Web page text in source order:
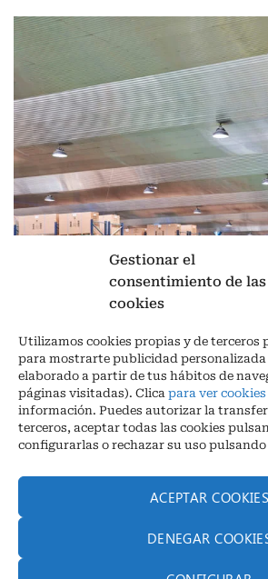
Gestionar el
consentimiento de las
cookies
Utilizamos cookies propias y de terceros
para mostrarte publicidad personalizada
elaborado a partir de tus hábitos de
páginas visitadas). Clica para ver cookies
información. Puedes autorizar la
terceros, aceptar todas las cookies
configurarlas o rechazar su uso
ACEPTAR COOKIES
DENEGAR
Aviso legal|Política de
Ctra. A-3132, De Aguilar a A-318 por Moriles
España
COORDENADAS: Latitud: 37,40 – Longitud -
30 68
info@infrico.com Infrico SL 2026©.